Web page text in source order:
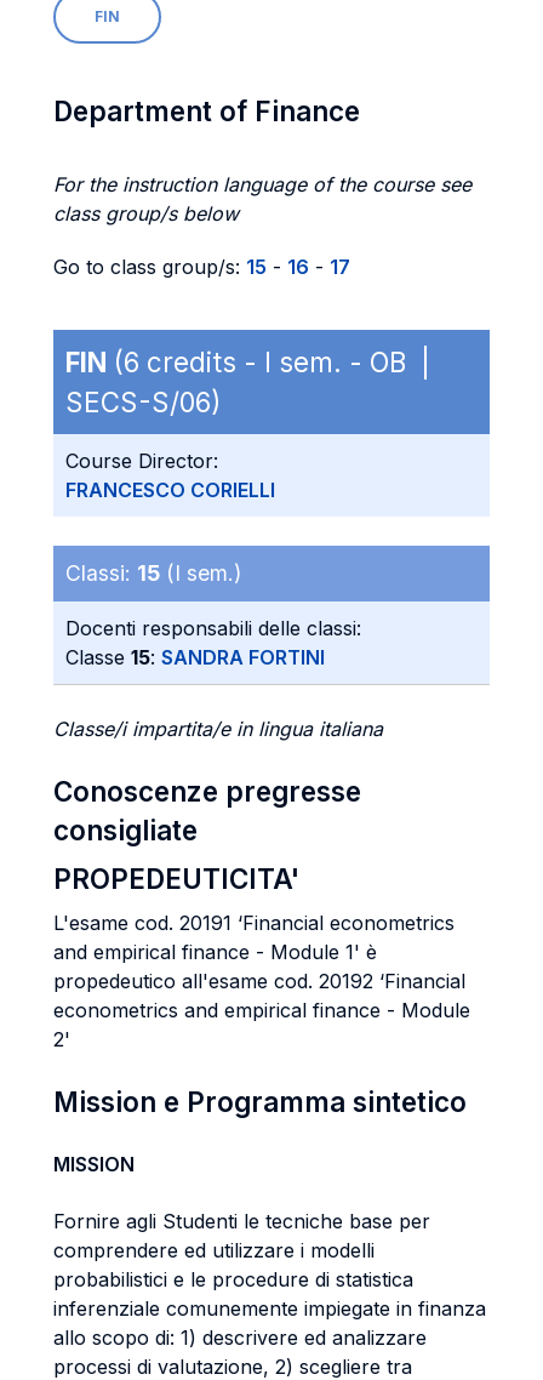
FIN
Department of Finance
For the instruction language of the course see
class group/s below
Go to class group/s: 15 - 16 - 17
FIN (6 credits - I sem. - OB |
SECS-S/06)
Course Director:
FRANCESCO CORIELLI
Classi: 15 (I sem.)
Docenti responsabili delle classi:
Classe 15: SANDRA FORTINI
Classe/i impartita/e in lingua italiana
Conoscenze pregresse
consigliate
PROPEDEUTICITA'
L'esame cod. 20191 ‘Financial econometrics
and empirical finance - Module 1' è
propedeutico all'esame cod. 20192 ‘Financial
econometrics and empirical finance - Module
2'
Mission e Programma sintetico
MISSION
Fornire agli Studenti le tecniche base per
comprendere ed utilizzare i modelli
probabilistici e le procedure di statistica
inferenziale comunemente impiegate in finanza
allo scopo di: 1) descrivere ed analizzare
processi di valutazione, 2) scegliere tra